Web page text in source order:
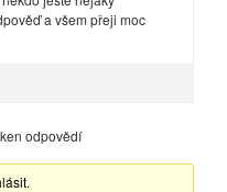
a všem přeji moc
odpovědí